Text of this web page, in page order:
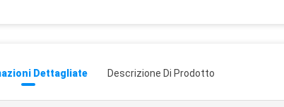
Dettagliate Descrizione Di Prodotto